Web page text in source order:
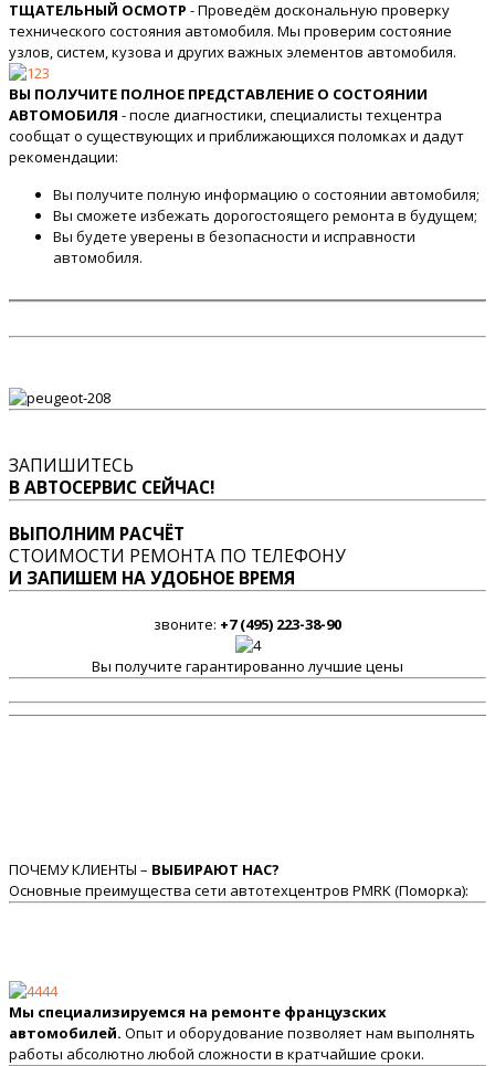
ТЩАТЕЛЬНЫЙ ОСМОТР - Проведём доскональную проверку
технического состояния автомобиля. Мы проверим состояние
узлов, систем, кузова и других важных элементов автомобиля.
ВЫ ПОЛУЧИТЕ ПОЛНОЕ ПРЕДСТАВЛЕНИЕ О СОСТОЯНИИ
АВТОМОБИЛЯ - после диагностики, специалисты техцентра
сообщат о существующих и приближающихся поломках и дадут
рекомендации:
Вы получите полную информацию о состоянии автомобиля;
Вы сможете избежать дорогостоящего ремонта в будущем;
Вы будете уверены в безопасности и исправности
автомобиля.
ЗАПИШИТЕСЬ
В АВТОСЕРВИС СЕЙЧАС!
ВЫПОЛНИМ РАСЧЁТ
СТОИМОСТИ РЕМОНТА ПО ТЕЛЕФОНУ
И ЗАПИШЕМ НА УДОБНОЕ ВРЕМЯ
звоните: +7 (495) 223-38-90
Вы получите гарантированно лучшие цены
ПОЧЕМУ КЛИЕНТЫ – ВЫБИРАЮТ НАС?
Основные преимущества сети автотехцентров PMRK (Поморка):
Мы специализируемся на ремонте французских
автомобилей. Опыт и оборудование позволяет нам выполнять
работы абсолютно любой сложности в кратчайшие сроки.